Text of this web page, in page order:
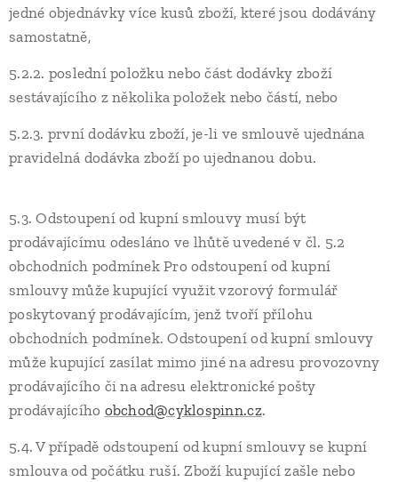
jedné objednávky více kusů zboží, které jsou dodávány
samostatně,
5.2.2. poslední položku nebo část dodávky zboží
sestávajícího z několika položek nebo částí, nebo
5.2.3. první dodávku zboží, je-li ve smlouvě ujednána
pravidelná dodávka zboží po ujednanou dobu.
5.3. Odstoupení od kupní smlouvy musí být
prodávajícímu odesláno ve lhůtě uvedené v čl. 5.2
obchodních podmínek Pro odstoupení od kupní
smlouvy může kupující využit vzorový formulář
poskytovaný prodávajícím, jenž tvoří přílohu
obchodních podmínek. Odstoupení od kupní smlouvy
může kupující zasílat mimo jiné na adresu provozovny
prodávajícího či na adresu elektronické pošty
prodávajícího obchod@cyklospinn.cz.
5.4. V případě odstoupení od kupní smlouvy se kupní
smlouva od počátku ruší. Zboží kupující zašle nebo